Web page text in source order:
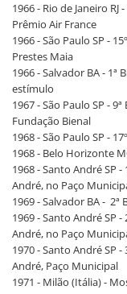
1966 - Rio de Janeiro
Prêmio Air France
1966 - São Paulo SP -
Prestes Maia
1966 - Salvador BA - 1ª
estímulo
1967 - São Paulo SP -
Fundação Bienal
1968 - São Paulo SP -
1968 - Belo Horizonte
1968 - Santo André SP
André, no Paço
1969 - Salvador BA - 2ª
1969 - Santo André SP
André, no Paço
1970 - Santo André SP
André, Paço Municipal
1971 - Milão (Itália) -